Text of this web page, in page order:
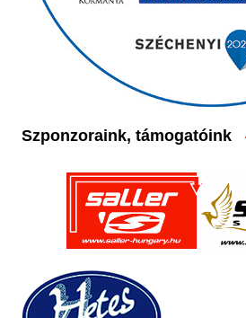
Szponzoraink, támogatóink